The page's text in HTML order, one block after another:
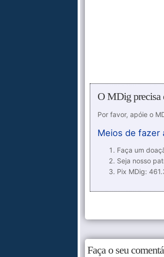
O MDig precisa
Por favor, apóie o
Meios de fazer
Faça um
Seja nosso
Pix MDig:
Faça o seu